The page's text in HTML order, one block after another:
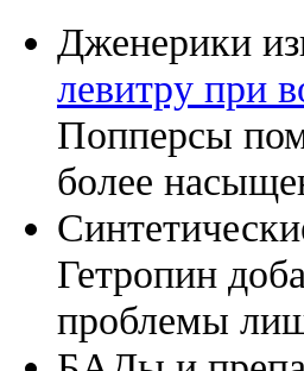
Дженерики
левитру при
Попперсы
более
Гетропин
проблемы